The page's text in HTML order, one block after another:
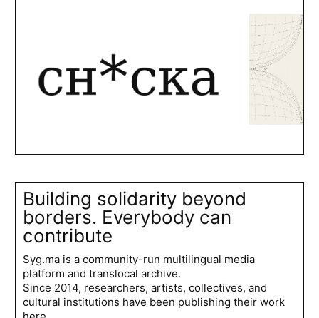
Building solidarity beyond
borders. Everybody can
contribute
Syg.ma is a community-run multilingual media
platform and translocal archive.
Since 2014, researchers, artists, collectives, and
cultural institutions have been publishing their work